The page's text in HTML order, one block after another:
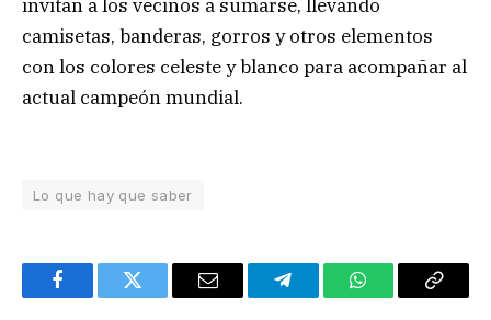
invitan a los vecinos a sumarse, llevando
camisetas, banderas, gorros y otros elementos
con los colores celeste y blanco para acompañar al
actual campeón mundial.
Lo que hay que saber
FacebookTwitter Email TelegramWhatsAppCopy